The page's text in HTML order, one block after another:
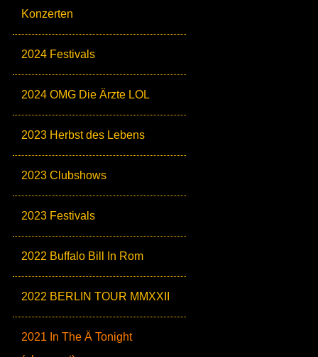
Konzerten
2024 Festivals
2024 OMG Die Ärzte LOL
2023 Herbst des Lebens
2023 Clubshows
2023 Festivals
2022 Buffalo Bill In Rom
2022 BERLIN TOUR MMXXII
2021 In The Ä Tonight